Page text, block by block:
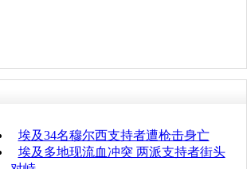
埃及34名穆尔西支持者遭枪击身亡
埃及多地现流血冲突 两派支持者街头